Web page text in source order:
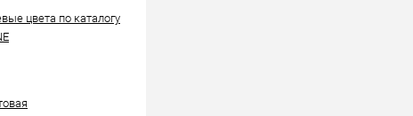
цвета по каталогу